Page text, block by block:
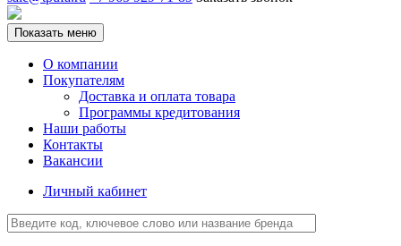
Показать меню
О компании
Покупателям
Доставка и оплата товара
Программы кредитования
Наши работы
Контакты
Вакансии
Личный кабинет